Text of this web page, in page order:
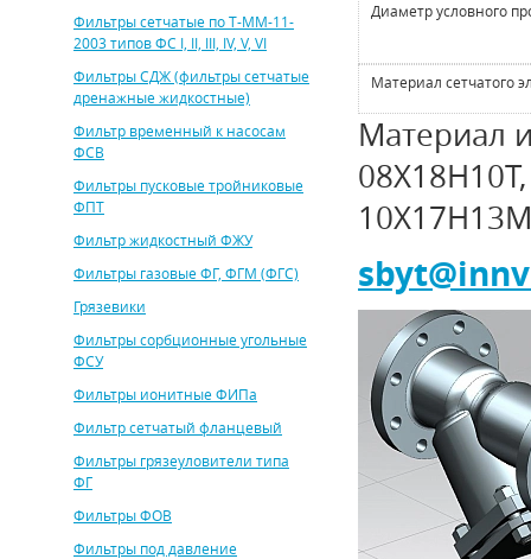
Фильтры сетчатые по Т-ММ-11-
2003 типов ФС I, II, III, IV, V, VI
Фильтры СДЖ (фильтры сетчатые
дренажные жидкостные)
Фильтр временный к насосам
ФСВ
Фильтры пусковые тройниковые
ФПТ
Фильтр жидкостный ФЖУ
Фильтры газовые ФГ, ФГМ (ФГС)
Грязевики
Фильтры сорбционные угольные
ФСУ
Фильтры ионитные ФИПа
Фильтр сетчатый фланцевый
Фильтры грязеуловители типа
ФГ
Фильтры ФОВ
Фильтры под давление
Диаметр условного
Материал сетчатого
Материал
sbyt@